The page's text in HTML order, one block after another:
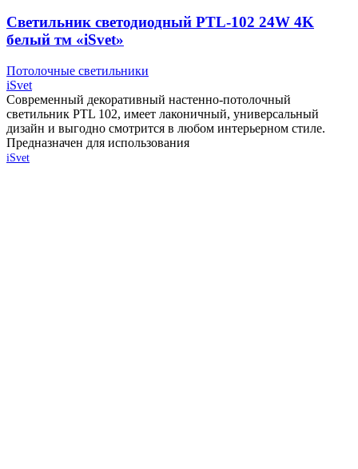
Cветильник светодиодный PTL-102 24W 4K
белый тм «iSvet»
Потолочные светильники
iSvet
Современный декоративный настенно-потолочный
светильник PTL 102, имеет лаконичный, универсальный
дизайн и выгодно смотрится в любом интерьерном стиле.
Предназначен для использования
iSvet